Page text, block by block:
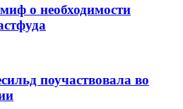
о необходимости
поучаствовала во